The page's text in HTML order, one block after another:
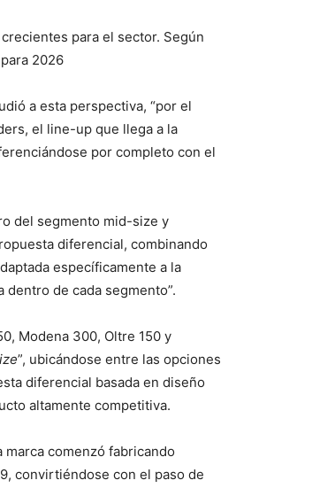
para el sector. Según
2026
a esta perspectiva, “por el
el line-up que llega a la
por completo con el
del segmento mid-size y
diferencial, combinando
específicamente a la
de cada segmento”.
Modena 300, Oltre 150 y
”, ubicándose entre las opciones
diferencial basada en diseño
altamente competitiva.
marca comenzó fabricando
convirtiéndose con el paso de